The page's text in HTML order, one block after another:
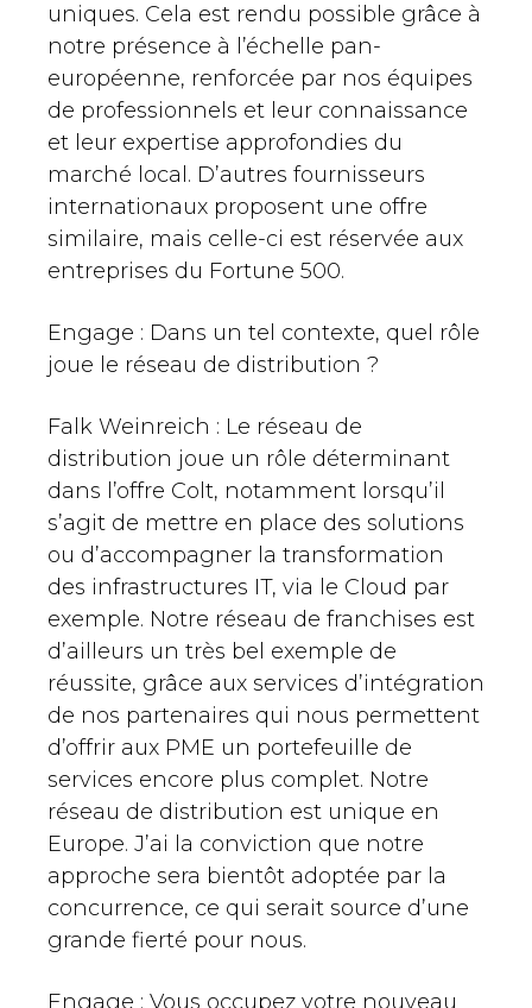
uniques. Cela est rendu possible grâce à
notre présence à l’échelle pan-
européenne, renforcée par nos équipes
de professionnels et leur connaissance
et leur expertise approfondies du
marché local. D’autres fournisseurs
internationaux proposent une offre
similaire, mais celle-ci est réservée aux
entreprises du Fortune 500.
Engage : Dans un tel contexte, quel rôle
joue le réseau de distribution ?
Falk Weinreich : Le réseau de
distribution joue un rôle déterminant
dans l’offre Colt, notamment lorsqu’il
s’agit de mettre en place des solutions
ou d’accompagner la transformation
des infrastructures IT, via le Cloud par
exemple. Notre réseau de franchises est
d’ailleurs un très bel exemple de
réussite, grâce aux services d’intégration
de nos partenaires qui nous permettent
d’offrir aux PME un portefeuille de
services encore plus complet. Notre
réseau de distribution est unique en
Europe. J’ai la conviction que notre
approche sera bientôt adoptée par la
concurrence, ce qui serait source d’une
grande fierté pour nous.
Engage : Vous occupez votre nouveau